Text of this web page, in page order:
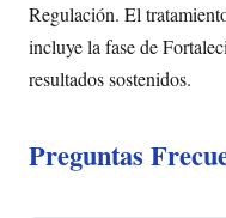
Regulación. El
incluye la fase de
resultados sostenidos.
Preguntas